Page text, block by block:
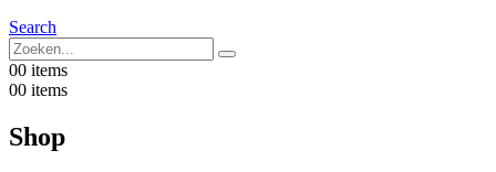
Search
00 items
00 items
Shop